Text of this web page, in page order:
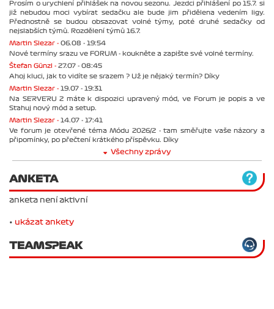
Prosím o urychlení přihlášek na novou sezonu. Jezdci přihlášení po 15.7. si
již nebudou moci vybírat sedačku ale bude jim přidělena vedením ligy.
Přednostně se budou obsazovat volné týmy, poté druhé sedačky od
nejslabších týmů. Rozdělení týmů 16.7.
Martin Slezar - 06.08 - 19:54
Nové termíny srazu ve FORUM - koukněte a zapište své volné termíny.
Štefan Günzl - 27.07 - 08:45
Ahoj kluci, jak to vidíte se srazem ? Už je nějaký termín? Díky
Martin Slezar - 19.07 - 19:31
Na SERVERU 2 máte k dispozici upravený mód, ve Forum je popis a ve
Stahuj nový mód a setup.
Martin Slezar - 14.07 - 17:41
Ve forum je otevřené téma Módu 2026/2 - tam směřujte vaše názory a
připomínky, po přečtení krátkého příspěvku. Díky
Všechny zprávy
ANKETA
anketa není aktivní
• ukázat ankety
TEAMSPEAK